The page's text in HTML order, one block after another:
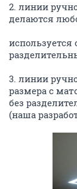
2. линии
делаются
используется
3. линии
размера с
без
(наша